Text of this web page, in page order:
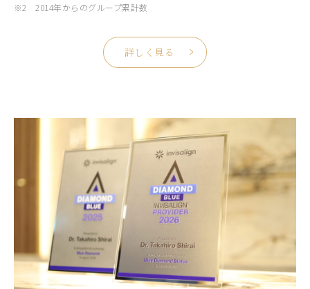
※2 2014年からのグループ累計数
詳しく見る